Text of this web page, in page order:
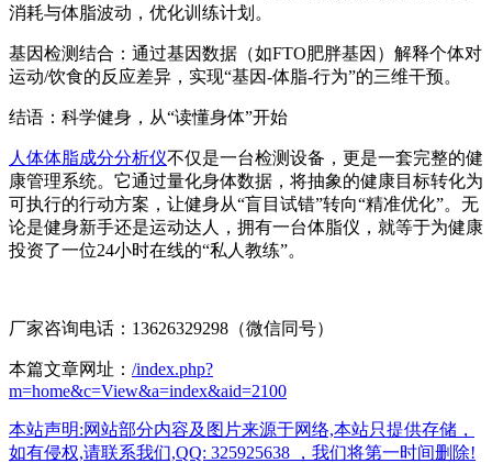
消耗与体脂波动，优化训练计划。
基因检测结合：通过基因数据（如FTO肥胖基因）解释个体对
运动/饮食的反应差异，实现“基因-体脂-行为”的三维干预。
结语：科学健身，从“读懂身体”开始
人体体脂成分分析仪不仅是一台检测设备，更是一套完整的健
康管理系统。它通过量化身体数据，将抽象的健康目标转化为
可执行的行动方案，让健身从“盲目试错”转向“精准优化”。无
论是健身新手还是运动达人，拥有一台体脂仪，就等于为健康
投资了一位24小时在线的“私人教练”。
厂家咨询电话：13626329298（微信同号）
本篇文章网址： /index.php?
m=home&c=View&a=index&aid=2100
本站声明:网站部分内容及图片来源于网络,本站只提供存储，
如有侵权,请联系我们,QQ: 325925638 ，我们将第一时间删除!